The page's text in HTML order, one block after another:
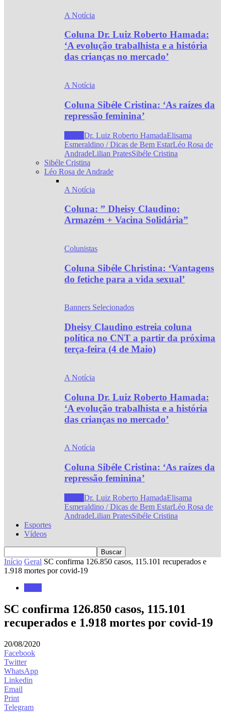
A Notícia
Coluna Dr. Luiz Roberto Hamada:
‘A evolução trabalhista e a história
das crianças no mercado’
A Notícia
Coluna Sibéle Cristina: ‘As raízes da
repressão feminina’
Dr. Luiz Roberto HamadaElisama
Esmeraldino / Dicas de Bem EstarLéo Rosa de
AndradeLilian PratesSibéle Cristina
Sibéle Cristina
Léo Rosa de Andrade
A Notícia
Coluna: ” Dheisy Claudino:
Armazém + Vacina Solidária”
Colunistas
Coluna Sibéle Christina: ‘Vantagens
do fetiche para a vida sexual’
Banners Selecionados
Dheisy Claudino estreia coluna
política no CNT a partir da próxima
terça-feira (4 de Maio)
A Notícia
Coluna Dr. Luiz Roberto Hamada:
‘A evolução trabalhista e a história
das crianças no mercado’
A Notícia
Coluna Sibéle Cristina: ‘As raízes da
repressão feminina’
Dr. Luiz Roberto HamadaElisama
Esmeraldino / Dicas de Bem EstarLéo Rosa de
AndradeLilian PratesSibéle Cristina
Esportes
Vídeos
Início Geral SC confirma 126.850 casos, 115.101 recuperados e
1.918 mortes por covid-19
SC confirma 126.850 casos, 115.101
recuperados e 1.918 mortes por covid-19
20/08/2020
Facebook
Twitter
WhatsApp
Linkedin
Email
Print
Telegram